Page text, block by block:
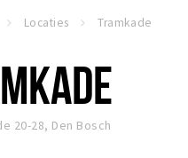
Locaties Tramkade
20-28, Den Bosch